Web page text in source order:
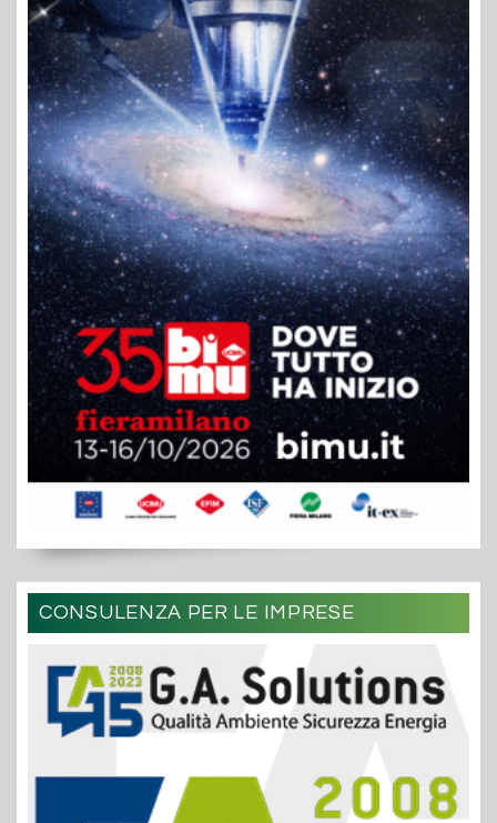
CONSULENZA PER LE IMPRESE